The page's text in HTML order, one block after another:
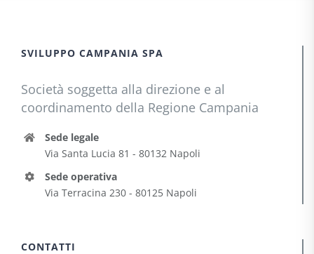
SVILUPPO CAMPANIA SPA
Società soggetta alla direzione e al
coordinamento della Regione Campania
Sede legale
Via Santa Lucia 81 - 80132 Napoli
Sede operativa
Via Terracina 230 - 80125 Napoli
CONTATTI